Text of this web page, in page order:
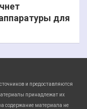
для
и предоставляются
принадлежат их
содержание материала не